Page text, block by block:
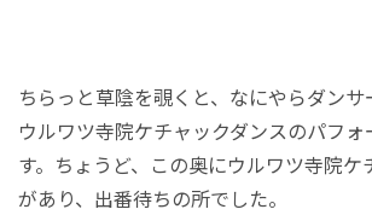
ちらっと草陰を覗くと、なにやらダン
ウルワツ寺院ケチャックダンスのパフォ
す。ちょうど、この奥にウルワツ寺院ケ
があり、出番待ちの所でした。